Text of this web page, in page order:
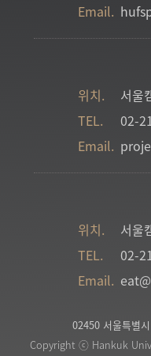
Email.
위치.
서울
TEL.
02-
Email.
위치.
서울
TEL.
02-
Email.
02450 서울특별
Copyright ⓒ Hankuk